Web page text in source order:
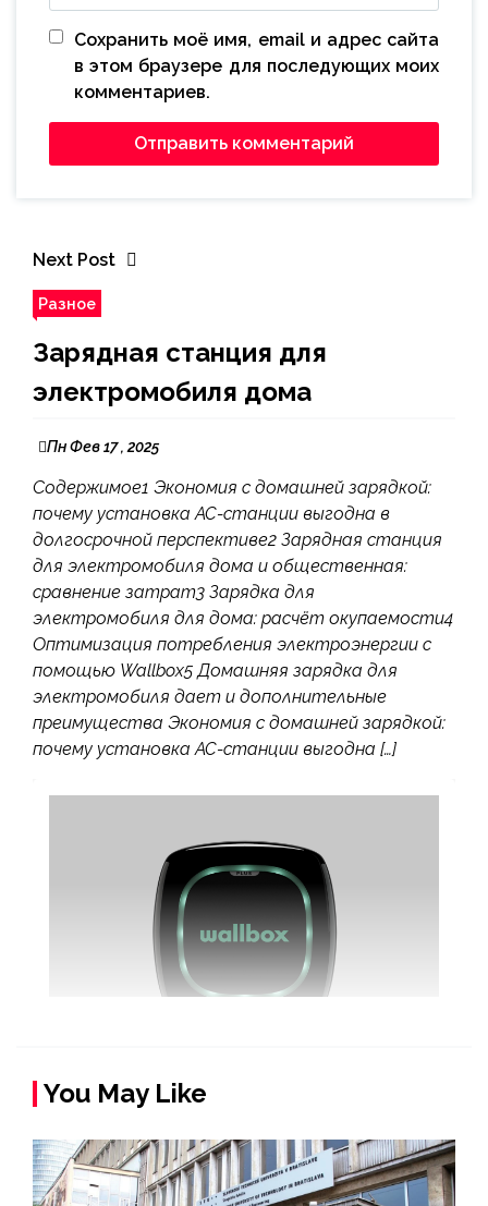
Сохранить моё имя, email и адрес сайта
в этом браузере для последующих моих
комментариев.
Next Post
Разное
Зарядная станция для
электромобиля дома
Пн Фев 17 , 2025
Содержимое1 Экономия с домашней зарядкой:
почему установка AC-станции выгодна в
долгосрочной перспективе2 Зарядная станция
для электромобиля дома и общественная:
сравнение затрат3 Зарядка для
электромобиля для дома: расчёт окупаемости4
Оптимизация потребления электроэнергии с
помощью Wallbox5 Домашняя зарядка для
электромобиля дает и дополнительные
преимущества Экономия с домашней зарядкой:
почему установка AC-станции выгодна […]
You May Like